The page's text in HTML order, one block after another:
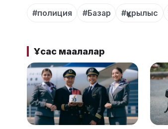
#полиция #Базар #құрылыс
Ұқсас мақалалар